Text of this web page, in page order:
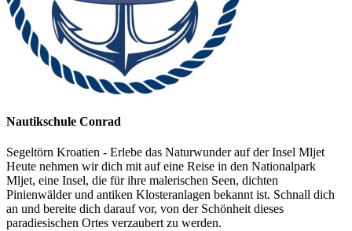
Nautikschule Conrad
Segeltörn Kroatien - Erlebe das Naturwunder auf der Insel Mljet
Heute nehmen wir dich mit auf eine Reise in den Nationalpark
Mljet, eine Insel, die für ihre malerischen Seen, dichten
Pinienwälder und antiken Klosteranlagen bekannt ist. Schnall dich
an und bereite dich darauf vor, von der Schönheit dieses
paradiesischen Ortes verzaubert zu werden.